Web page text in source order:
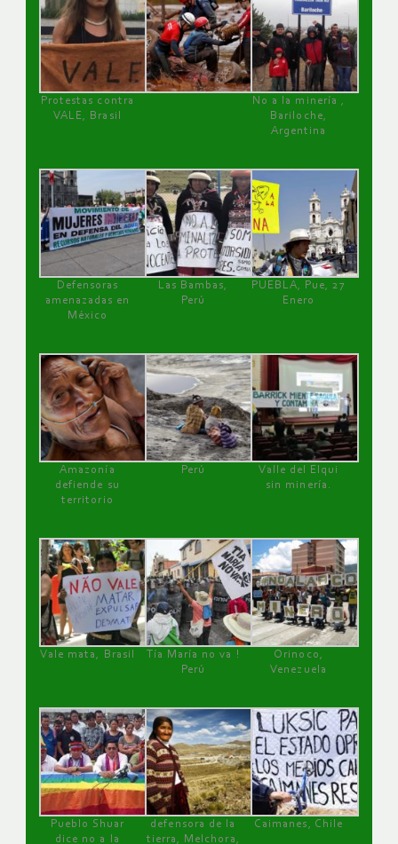
Protestas contra
VALE, Brasil
No a la minería ,
Bariloche,
Argentina
Defensoras
amenazadas en
México
Las Bambas,
Perú
PUEBLA, Pue, 27
Enero
Amazonía
defiende su
territorio
Perú
Valle del Elqui
sin minería.
Vale mata, Brasil
Tía María no va !
Perú
Orinoco,
Venezuela
Pueblo Shuar
dice no a la
defensora de la
tierra, Melchora,
Caimanes, Chile